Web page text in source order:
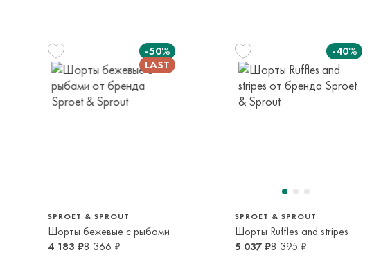
или в пункт самовывоза транспортной компании. Доставка осуществляется в
срок и по тарифам транспортной компании.
Оплата осуществляется онлайн банковскими картами Visa, Mastercard, МИР,
-50%
SPROET & SPROUT
Шорты бежевые с рыбами
4 183 ₽8 366 ₽
-40%
SPROET & SPROUT
Шорты Ruffles and stripes
5 037 ₽8 395 ₽